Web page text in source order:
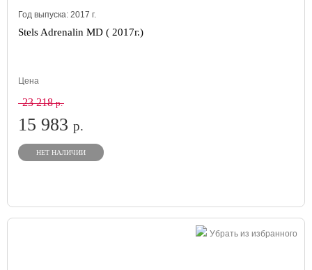
Год выпуска: 2017 г.
Stels Adrenalin MD ( 2017г.)
Цена
23 218р.
15 983 р.
НЕТ НАЛИЧИИ
Убрать из избранного